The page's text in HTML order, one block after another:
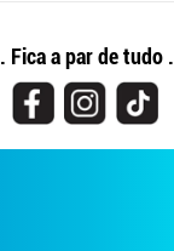
. Fica a par de tudo .